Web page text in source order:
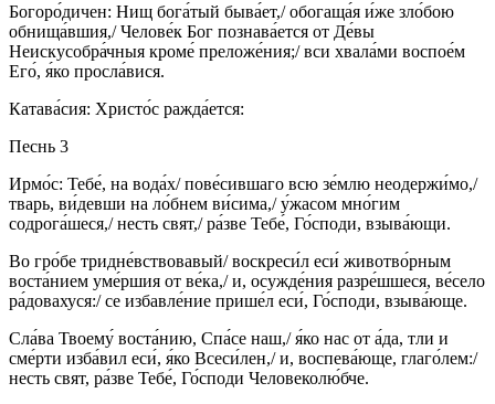
Богоро́дичен: Нищ бога́тый быва́ет,/ обогаща́я и́же зло́бою
обнища́вшия,/ Челове́к Бог познава́ется от Де́вы
Неискусобра́чныя кроме́ преложе́ния;/ вси хвала́ми воспое́м
Его́, я́ко просла́вися.
Катава́сия: Христо́с ражда́ется:
Песнь 3
Ирмо́с: Тебе́, на вода́х/ пове́сившаго всю зе́млю неодержи́мо,/
тварь, ви́девши на ло́бнем ви́сима,/ у́жасом мно́гим
содрога́шеся,/ несть свят,/ ра́зве Тебе́, Го́споди, взыва́ющи.
Во гро́бе тридне́вствовавый/ воскреси́л еси́ животво́рным
воста́нием уме́ршия от ве́ка,/ и, осужде́ния разре́шшеся, ве́село
ра́довахуся:/ се избавле́ние прише́л еси́, Го́споди, взыва́юще.
Сла́ва Твоему́ воста́нию, Спа́се наш,/ я́ко нас от а́да, тли и
сме́рти изба́вил еси́, я́ко Всеси́лен,/ и, воспева́юще, глаго́лем:/
несть свят, ра́зве Тебе́, Го́споди Человеколю́бче.